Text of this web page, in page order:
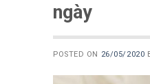
ngày
POSTED ON 26/05/2020